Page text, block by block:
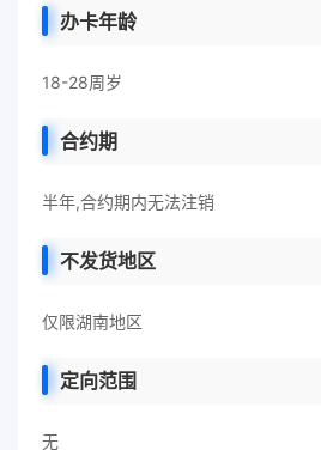
办卡年龄
18-28周岁
合约期
半年,合约期内无法注销
不发货地区
仅限湖南地区
定向范围
无